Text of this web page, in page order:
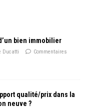
bien immobilier
Ducatti
Commentaires
qualité/prix dans la
neuve ?